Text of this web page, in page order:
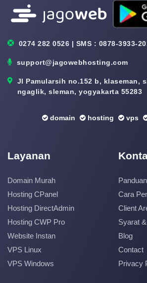
0274 282 0526 | SMS : 0878-3933-
support@jagowebhosting.com
Jl Pamularsih no.152 b, klaseman,
ngaglik, sleman, yogyakarta 55283
domain hosting vps
Layanan
Domain Murah
Hosting CPanel
Hosting DirectAdmin
Hosting CWP Pro
Website Instan
VPS Linux
VPS Windows
Cara
Client
Syarat
Blog
Contact
Privacy